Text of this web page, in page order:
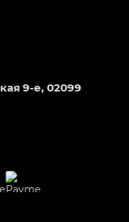
9-е, 02099